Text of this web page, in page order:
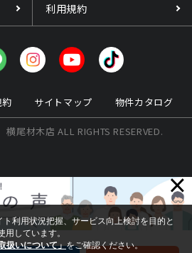
利用規約
サイトマップ 物件カタログ
尾材木店 ALL RIGHTS RESERVED.
×
利用状況把握、サービス向上検討を目的と
しています。
扱いについて」をご確認ください。